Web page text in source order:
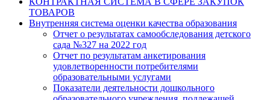
ТОВАРОВ
Внутренняя система оценки качества образования
Отчет о результатах самообследования детского
сада №327 на 2022 год
Отчет по результатам анкетирования
удовлетворенности потребителями
образовательными услугами
Показатели деятельности дошкольного